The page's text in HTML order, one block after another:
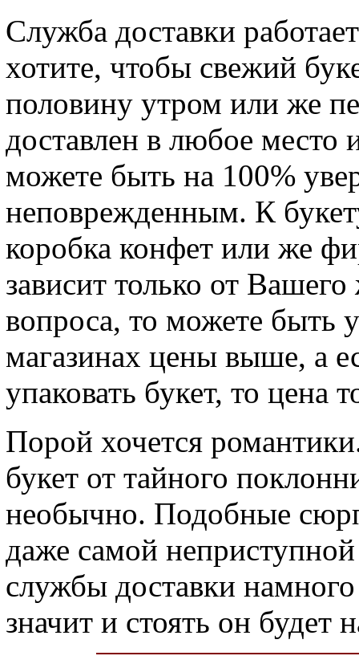
Служба доставки
хотите, чтобы свежий
половину утром или же
доставлен в любое
можете быть на 100%
неповрежденным. К
коробка конфет или же
зависит только от
вопроса, то можете быть
магазинах цены выше, а
упаковать букет, то цена
Порой хочется
букет от тайного
необычно. Подобные
даже самой
службы доставки
значит и стоять он будет